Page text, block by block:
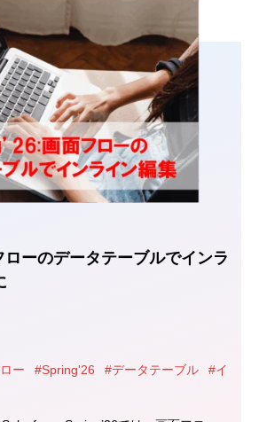
ーのデータテーブルでインラ
ー #Spring'26 #データテーブル
#イ